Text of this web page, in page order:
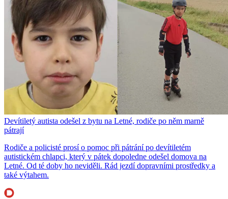
Devítiletý autista odešel z bytu na Letné, rodiče po něm marně
pátrají
Rodiče a policisté prosí o pomoc při pátrání po devítiletém
autistickém chlapci, který v pátek dopoledne odešel domova na
Letné. Od té doby ho neviděli. Rád jezdí dopravními prostředky a
také výtahem.